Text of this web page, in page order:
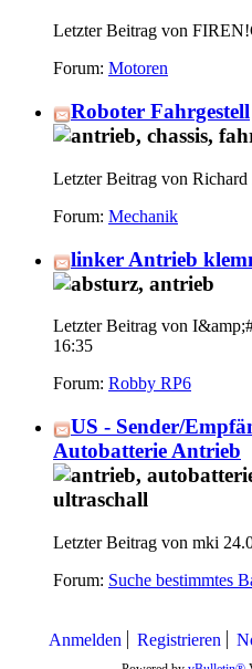
Letzter Beitrag von
Forum: Motoren
Roboter Fahrgestell
Letzter Beitrag von Richard
Forum: Mechanik
linker Antrieb
Letzter Beitrag von
16:35
Forum: Robby RP6
US - Sender/
Autobatterie Antrieb
Letzter Beitrag von mki
Forum: Suche bestimmtes
Anmelden Registrieren